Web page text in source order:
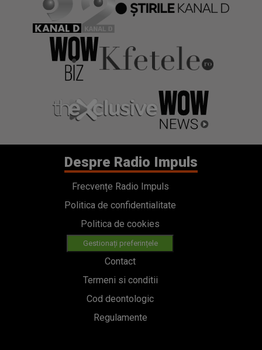
Despre Radio Impuls
Frecvențe Radio Impuls
Politica de confidentialitate
Politica de cookies
Gestionați preferințele
Contact
Termeni si conditii
Cod deontologic
Regulamente